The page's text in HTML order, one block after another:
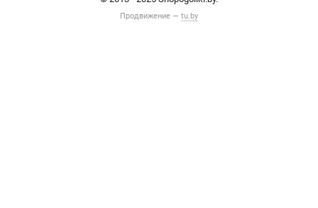
Продвижение — tu.by